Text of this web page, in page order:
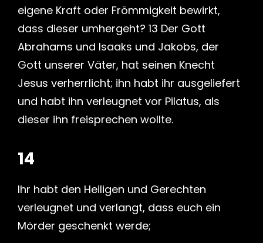
eigene Kraft oder Frömmigkeit bewirkt,
dass dieser umhergeht? 13 Der Gott
Abrahams und Isaaks und Jakobs, der
Gott unserer Väter, hat seinen Knecht
Jesus verherrlicht; ihn habt ihr ausgeliefert
und habt ihn verleugnet vor Pilatus, als
dieser ihn freisprechen wollte.
14
Ihr habt den Heiligen und Gerechten
verleugnet und verlangt, dass euch ein
Mörder geschenkt werde;